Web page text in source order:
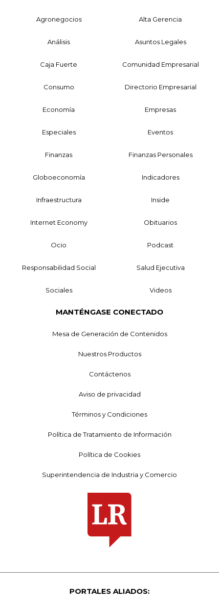
Agronegocios Alta Gerencia
Análisis Asuntos Legales
Caja Fuerte Comunidad Empresarial
Consumo Directorio Empresarial
Economía Empresas
Especiales Eventos
Finanzas Finanzas Personales
Globoeconomía Indicadores
Infraestructura Inside
Internet Economy Obituarios
Ocio Podcast
Responsabilidad Social Salud Ejecutiva
Sociales Videos
MANTÉNGASE CONECTADO
Mesa de Generación de Contenidos
Nuestros Productos
Contáctenos
Aviso de privacidad
Términos y Condiciones
Política de Tratamiento de Información
Política de Cookies
Superintendencia de Industria y Comercio
PORTALES ALIADOS: